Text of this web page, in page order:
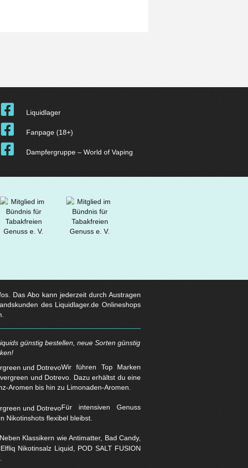
Liquidlager
Fanpage (18+)
Dampfergruppe – World of Vaping
Das Abo kann jederzeit durch Austragen
des Liquidlager.de Onlineshops
günstig bestellen, neue Sorten günstig
Wir führen Top Marken
und Dotrevo. Dazu erhältst du eine
Aromen bis hin zu Limonaden-Aromen.
Für intensiven Genuss
Nikotinshots flexibel bleibst.
Neben Klassikern wie Antimatter, Bad Candy,
Nikotinsalz Liquid, POD SALT FUSION